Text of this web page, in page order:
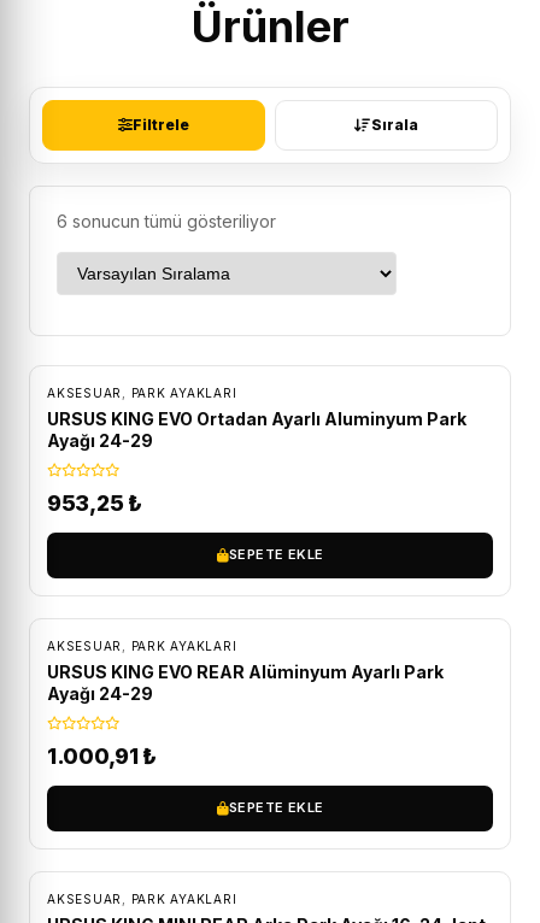
Ürünler
Filtrele Sırala
6 sonucun tümü gösteriliyor
AKSESUAR PARK AYAKLARI
URSUS KING EVO Ortadan Ayarlı Aluminyum Park
Ayağı 24-29
953,25 ₺
SEPETE EKLE
AKSESUAR PARK AYAKLARI
URSUS KING EVO REAR Alüminyum Ayarlı Park
Ayağı 24-29
1.000,91₺
SEPETE EKLE
AKSESUAR PARK AYAKLARI